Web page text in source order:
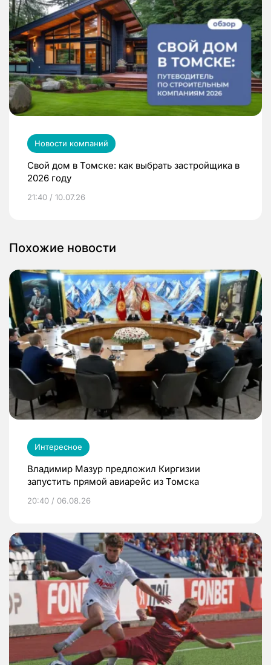
Новости компаний
Свой дом в Томске: как выбрать застройщика в
2026 году
21:40 / 10.07.26
Похожие новости
Интересное
Владимир Мазур предложил Киргизии
запустить прямой авиарейс из Томска
20:40 / 06.08.26